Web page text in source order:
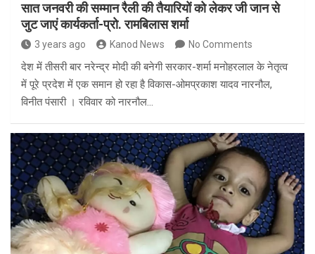
सात जनवरी की सम्मान रैली की तैयारियों को लेकर जी जान से
जुट जाएं कार्यकर्ता-प्रो. रामबिलास शर्मा
3 years ago Kanod News No Comments
देश में तीसरी बार नरेन्द्र मोदी की बनेगी सरकार-शर्मा मनोहरलाल के नेतृत्व
में पूरे प्रदेश में एक समान हो रहा है विकास-ओमप्रकाश यादव नारनौल,
विनीत पंसारी । रविवार को नारनौल…